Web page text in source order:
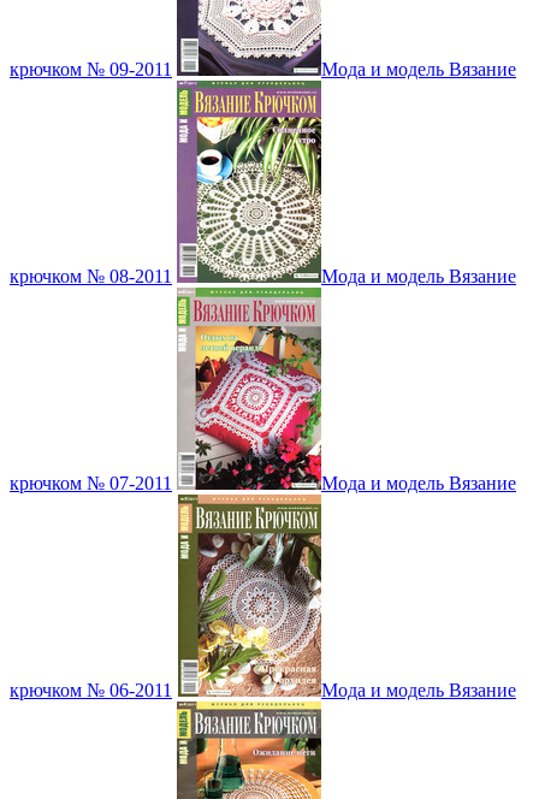
крючком № 09-2011 Мода и модель Вязание
крючком № 08-2011 Мода и модель Вязание
крючком № 07-2011 Мода и модель Вязание
крючком № 06-2011 Мода и модель Вязание